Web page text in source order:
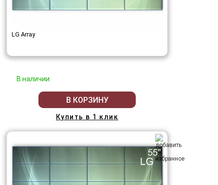
LG Array
В наличии
В КОРЗИНУ
Купить в 1 клик